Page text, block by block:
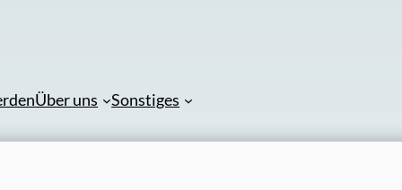
Über uns Sonstiges